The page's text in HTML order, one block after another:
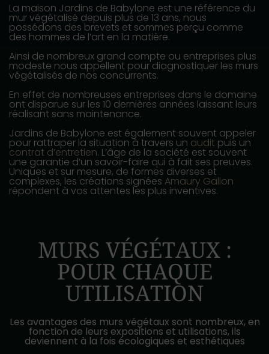
La maison Jardins de Babylone est une référence du
mur végétalisé depuis plus de 13 ans, nous
possédons des brevets et sommes perçu comme
des hommes de l’art en la matière.
Ainsi de nombreux grand compte ou entreprises plus
modeste nous appellent pour diagnostiquer les murs
végétalisés de nos concurrents.
En effet de nombreuses entreprises dans le domaine
ont disparue sur les 10 dernières années laissant leurs
réalisant sans maintenance.
Jardins de Babylone est également souvent appeler
pour rattraper la situation à travers un audit puis un
contrat d’entretien. L’âge de la société est souvent
une garantie d’un savoir-faire qui à fait ses preuves.
Uniques et sur mesure, de formes diverses et
complexes, les créations signées Amaury Gallon
répondent à vos attentes les plus inventives.
MURS VÉGÉTAUX :
POUR CHAQUE
UTILISATION
Les avantages des murs végétaux sont nombreux, en
fonction de leurs expositions et utilisations, ils
deviennent à la fois écologiques et esthétiques